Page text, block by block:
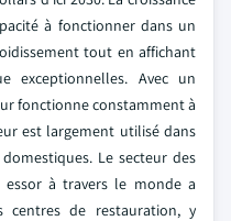
à fonctionner dans un
tout en affichant
exceptionnelles. Avec un
fonctionne constamment à
est largement utilisé dans
Le secteur des
à travers le monde a
de restauration, y